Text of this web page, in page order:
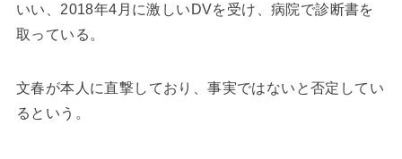
いい、2018年4月に激しいDVを受け、病院で診断書を
取っている。
文春が本人に直撃しており、事実ではないと否定してい
るという。